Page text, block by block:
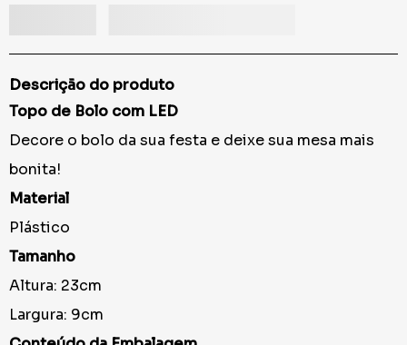
Descrição do produto
Topo de Bolo com LED
Decore o bolo da sua festa e deixe sua mesa mais
bonita!
Material
Plástico
Tamanho
Altura: 23cm
Largura: 9cm